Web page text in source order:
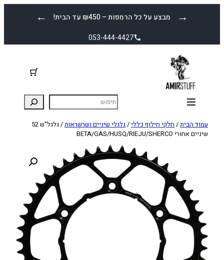
← מבצע על כל הרמפות – ₪450 עד הבית! →
053-444-4427
עמוד הבית/ חלקי חילוף כללי/גלגלי שיניים ושרשראות
/ גלגל"ש 52
שיניים אחורי BETA/GAS/HUSQ/RIEJU/SHERCO